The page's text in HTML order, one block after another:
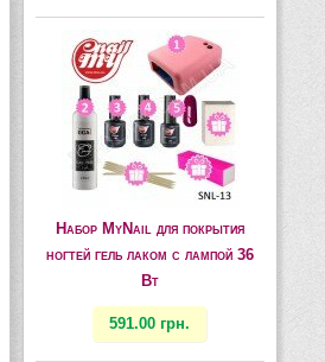
Набор MyNail для покрытия
ногтей гель лаком c лампой 36
Вт
591.00 грн.